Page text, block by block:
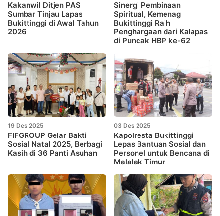
Kakanwil Ditjen PAS
Sumbar Tinjau Lapas
Bukittinggi di Awal Tahun
2026
Sinergi Pembinaan
Spiritual, Kemenag
Bukittinggi Raih
Penghargaan dari Kalapas
di Puncak HBP ke-62
19 Des 2025
FIFGROUP Gelar Bakti
Sosial Natal 2025, Berbagi
Kasih di 36 Panti Asuhan
03 Des 2025
Kapolresta Bukittinggi
Lepas Bantuan Sosial dan
Personel untuk Bencana di
Malalak Timur